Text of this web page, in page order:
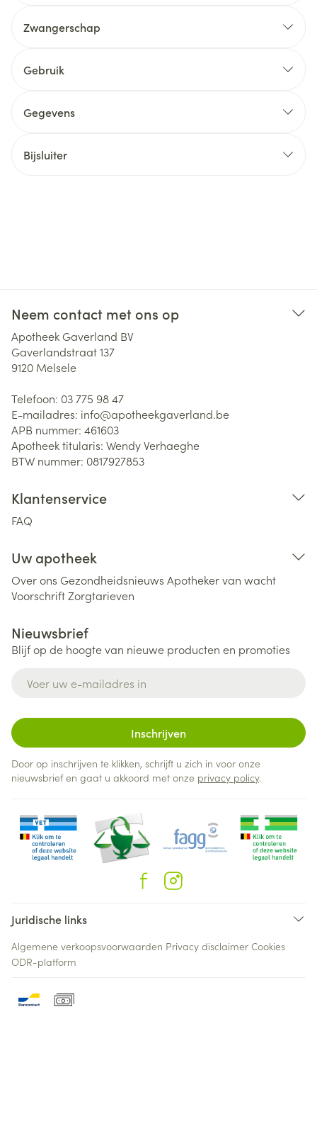
Zwangerschap
Gebruik
Gegevens
Bijsluiter
Neem contact met ons op
Apotheek Gaverland BV
Gaverlandstraat 137
9120 Melsele
Telefoon: 03 775 98 47
E-mailadres: info@apotheekgaverland.be
APB nummer: 461603
Apotheek titularis: Wendy Verhaeghe
BTW nummer: 0817927853
Klantenservice
FAQ
Uw apotheek
Over ons Gezondheidsnieuws Apotheker van wacht
VoorschriftZorgtarieven
Nieuwsbrief
Blijf op de hoogte van nieuwe producten en promoties
Inschrijven
Door op inschrijven te klikken, schrijft u zich in voor onze
nieuwsbrief en gaat u akkoord met onze privacy policy.
Juridische links
Algemene verkoopsvoorwaarden Privacy disclaimer Cookies
ODR-platform